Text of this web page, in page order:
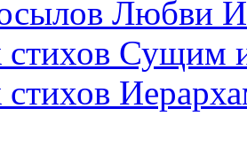
Любви
стихов Сущим